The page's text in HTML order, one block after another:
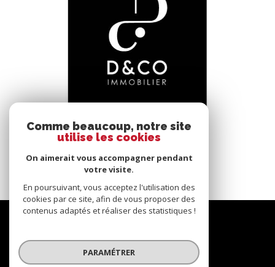
voir le bien
Bâgé-le-Châtel (01380)
Nous
Comme beaucoup, notre site
utilise les cookies
On aimerait vous accompagner pendant
votre visite.
En poursuivant, vous acceptez l'utilisation des
cookies par ce site, afin de vous proposer des
contenus adaptés et réaliser des statistiques !
PARAMÉTRER